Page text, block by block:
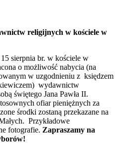
religijnych w kościele w
sierpnia br. w kościele w
o możliwość nabycia (na
w uzgodnieniu z księdzem
wydawnictw
świętego Jana Pawła II.
ofiar pieniężnych za
środki zostaną przekazane na
Przykładowe
fotografie. Zapraszamy na